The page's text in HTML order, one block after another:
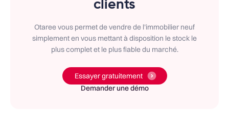
clients
Otaree vous permet de vendre de l’immobilier neuf
simplement en vous mettant à disposition le stock le
plus complet et le plus fiable du marché.
Essayer gratuitement
Demander une démo